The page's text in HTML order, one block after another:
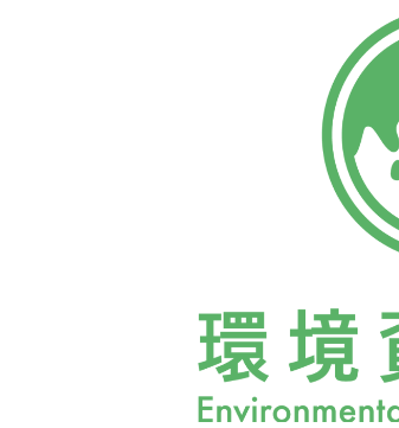
影響，觀察到不少泥沙覆蓋
稍為增加（由50%增至56%
令人擔憂的是，兩處礁區幾
魚類，例如蝶魚、石斑、鸚
性無脊椎動物方面，調查過